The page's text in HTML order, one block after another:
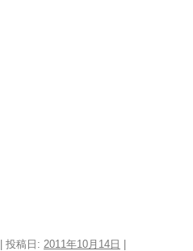
| 投稿日: 2011年10月14日